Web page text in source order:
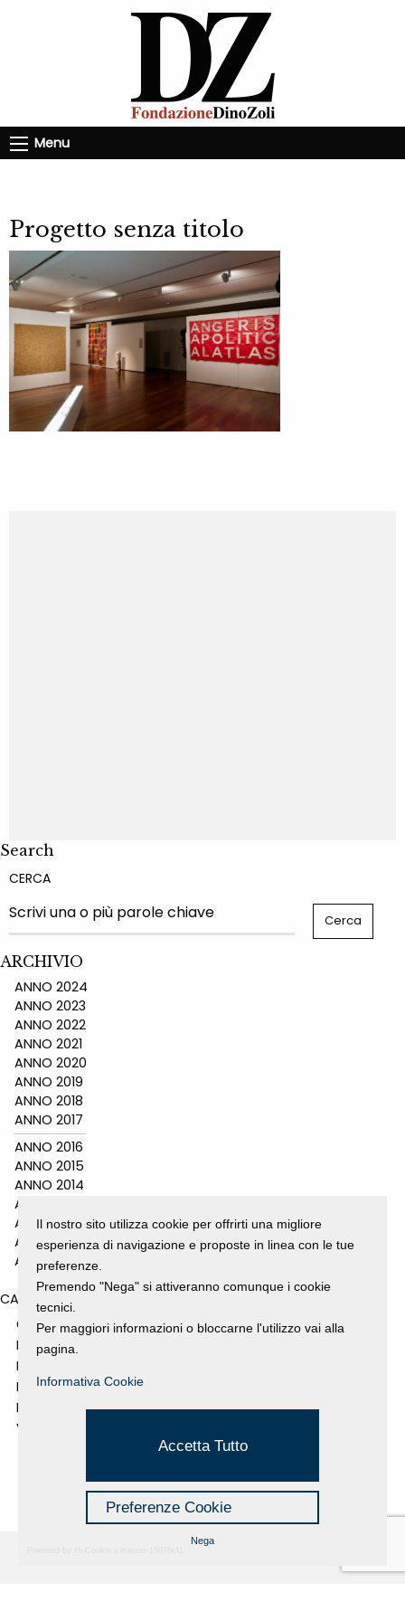
Menu
Progetto senza titolo
Search
CERCA
ARCHIVIO
ANNO 2024
ANNO 2023
ANNO 2022
ANNO 2021
ANNO 2020
ANNO 2019
ANNO 2018
ANNO 2017
ANNO 2016
ANNO 2015
ANNO 2014
ANNO 2011
ANNO 2010
ANNO 2009
ANNO 2008
CATEGORIES
GALLERY
MOSTRE E EVENTI
NEWS
PROGETTI SOSTENUTI
RASSEGNA STAMPA
VIDEO
Il nostro sito utilizza cookie per offrirti una migliore
esperienza di navigazione e proposte in linea con le tue
preferenze.
Premendo "Nega" si attiveranno comunque i cookie
tecnici.
Per maggiori informazioni o bloccarne l'utilizzo vai alla
pagina.
Informativa Cookie
Accetta Tutto
Preferenze Cookie
Nega